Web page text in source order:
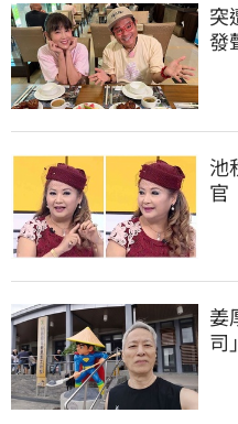
突
發
池
官
姜
司